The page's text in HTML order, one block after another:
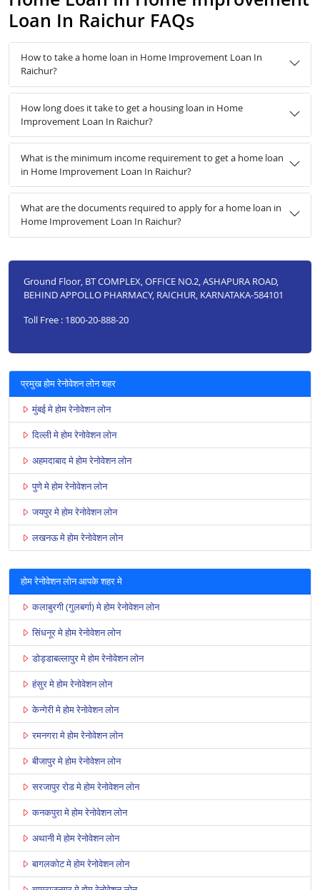
Loan In Raichur FAQs
How to take a home loan in Home Improvement Loan In
Raichur?
How long does it take to get a housing loan in Home
Improvement Loan In Raichur?
What is the minimum income requirement to get a home loan
in Home Improvement Loan In Raichur?
What are the documents required to apply for a home loan in
Home Improvement Loan In Raichur?
Ground Floor, BT COMPLEX, OFFICE NO.2, ASHAPURA ROAD,
BEHIND APPOLLO PHARMACY, RAICHUR, KARNATAKA-584101
Toll Free : 1800-20-888-20
प्रमुख होम रेनोवेशन लोन शहर
मुंबई मे होम रेनोवेशन लोन
दिल्ली मे होम रेनोवेशन लोन
अहमदाबाद मे होम रेनोवेशन लोन
पुणे मे होम रेनोवेशन लोन
जयपुर मे होम रेनोवेशन लोन
लखनऊ मे होम रेनोवेशन लोन
होम रेनोवेशन लोन आपके शहर मे
कलाबुरगी (गुलबर्गा) मे होम रेनोवेशन लोन
सिंधनूर मे होम रेनोवेशन लोन
डोड्डाबल्लापुर मे होम रेनोवेशन लोन
हंसुर मे होम रेनोवेशन लोन
केन्गेरी मे होम रेनोवेशन लोन
रमनगरा मे होम रेनोवेशन लोन
बीजापुर मे होम रेनोवेशन लोन
सरजापुर रोड मे होम रेनोवेशन लोन
कनकपुरा मे होम रेनोवेशन लोन
अथानी मे होम रेनोवेशन लोन
बागलकोट मे होम रेनोवेशन लोन